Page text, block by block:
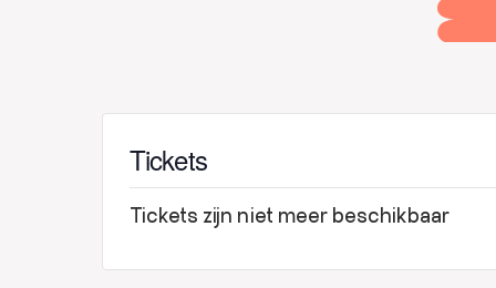
Tickets
Tickets zijn niet meer beschikbaar